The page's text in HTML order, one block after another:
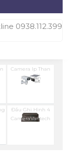
0938.112.399
Camera Ip Than
Kbvision
Đầu Ghi Hình 4
CameraVantech